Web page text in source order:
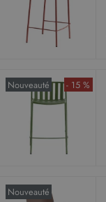
Nouveauté - 15 %
Nouveauté